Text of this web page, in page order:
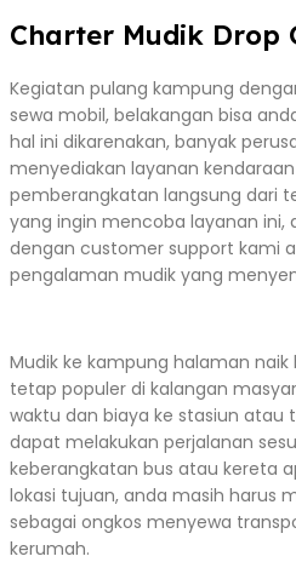
Charter Mudik
Kegiatan pulang kampung
sewa mobil, belakangan bisa
hal ini dikarenakan, banyak
menyediakan layanan
pemberangkatan langsung dari
yang ingin mencoba layanan ini,
dengan customer support kami
pengalaman mudik yang
Mudik ke kampung halaman
tetap populer di kalangan
waktu dan biaya ke stasiun
dapat melakukan perjalanan
keberangkatan bus atau kereta
lokasi tujuan, anda masih harus
sebagai ongkos menyewa
kerumah.